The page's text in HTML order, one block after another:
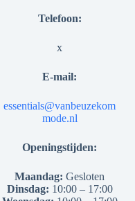
Telefoon:
x
E-mail:
essentials@vanbeuzekom
mode.nl
Openingstijden:
Maandag: Gesloten
Dinsdag: 10:00 – 17:00